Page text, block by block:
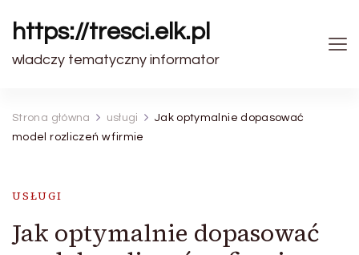
https://tresci.elk.pl
wladczy tematyczny informator
Strona główna usługi
Jak optymalnie dopasować
model rozliczeń w firmie
USŁUGI
Jak optymalnie dopasować